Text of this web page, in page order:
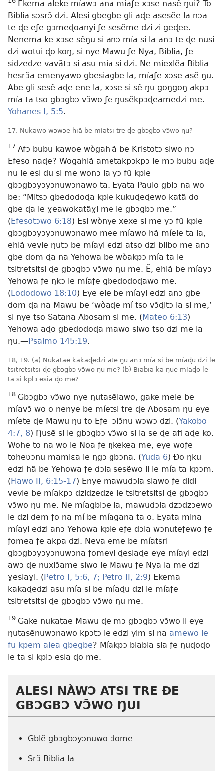
Ekema aleke míawɔ ana míaƒe xɔse nasẽ ŋui? To
Biblia sɔsrɔ̃ dzi. Alesi gbegbe gli aɖe asesẽe la nɔa
te ɖe eƒe gɔmeɖoanyi ƒe sesẽme dzi zi geɖee.
Nenema ke xɔse sẽŋu si anɔ mía si la anɔ te ɖe nusi
dzi wotui ɖo koŋ, si nye Mawu ƒe Nya, Biblia, ƒe
sidzedze vavãtɔ si asu mía si dzi. Ne míexlẽa Biblia
hesrɔ̃a emenyawo gbesiagbe la, míaƒe xɔse asẽ ŋu.
Abe gli sesẽ aɖe ene la, xɔse si sẽ ŋu goŋgoŋ akpɔ
mía ta tso gbɔgbɔ vɔ̃wo ƒe ŋusẽkpɔɖeamedzi me.—
Yohanes I, 5:5.
17. Nukawo wɔwɔe hiã be míatsi tre ɖe gbɔgbɔ vɔ̃wo ŋu?
17 Afɔ bubu kawoe wògahiã be Kristotɔ siwo nɔ
Efeso naɖe? Wogahiã ametakpɔkpɔ le mɔ bubu aɖe
nu le esi du si me wonɔ la yɔ fũ kple
gbɔgbɔyɔyɔnuwɔnawo ta. Eyata Paulo gblɔ na wo
be: “Mitsɔ gbedodoɖa kple kukuɖeɖewo katã do
gbe ɖa le ɣeawokatãɣi me le gbɔgbɔ me.”
(Efesotɔwo 6:18) Esi wònye xexe si me yɔ fũ kple
gbɔgbɔyɔyɔnuwɔnawo mee míawo hã míele ta la,
ehiã vevie ŋutɔ be míayi edzi atso dzi blibo me anɔ
gbe dom ɖa na Yehowa be wòakpɔ mía ta le
tsitretsitsi ɖe gbɔgbɔ vɔ̃wo ŋu me. Ẽ, ehiã be míayɔ
Yehowa ƒe ŋkɔ le míaƒe gbedodoɖawo me.
(Lododowo 18:10) Eye ele be míayi edzi anɔ gbe
dom ɖa na Mawu be ‘wòaɖe mí tso vɔ̃ɖitɔ la si me,’
si nye tso Satana Abosam si me. (Mateo 6:13)
Yehowa aɖo gbedodoɖa mawo siwo tso dzi me la
ŋu.—Psalmo 145:19.
18, 19. (a) Nukatae kakaɖedzi ate ŋu anɔ mía si be míaɖu dzi le
tsitretsitsi ɖe gbɔgbɔ vɔ̃wo ŋu me? (b) Biabia ka ŋue míaɖo le
ta si kplɔ esia ɖo me?
18 Gbɔgbɔ vɔ̃wo nye ŋutasẽlawo, gake mele be
míavɔ̃ wo o nenye be míetsi tre ɖe Abosam ŋu eye
míete ɖe Mawu ŋu to Eƒe lɔlɔ̃nu wɔwɔ dzi. (Yakobo
4:7, 8) Ŋusẽ si le gbɔgbɔ vɔ̃wo si la se ɖe afi aɖe ko.
Wohe to na wo le Noa ƒe ŋkekea me, eye woƒe
toheʋɔnu mamlɛa le ŋgɔ gbɔna. (Yuda 6) Ðo ŋku
edzi hã be Yehowa ƒe dɔla sesẽwo li le mía ta kpɔm.
(Fiawo II, 6:15-17) Enye mawudɔla siawo ƒe didi
vevie be míakpɔ dzidzedze le tsitretsitsi ɖe gbɔgbɔ
vɔ̃wo ŋu me. Ne míagblɔe la, mawudɔla dzɔdzɔewo
le dzi dem ƒo na mí be míagana ta o. Eyata mina
míayi edzi anɔ Yehowa kple eƒe dɔla wɔnuteƒewo ƒe
ƒomea ƒe akpa dzi. Neva eme be míatsri
gbɔgbɔyɔyɔnuwɔna ƒomevi ɖesiaɖe eye míayi edzi
awɔ ɖe nuxlɔ̃ame siwo le Mawu ƒe Nya la me dzi
ɣesiaɣi. (Petro I, 5:6, 7; Petro II, 2:9) Ekema
kakaɖedzi asu mía si be míaɖu dzi le míaƒe
tsitretsitsi ɖe gbɔgbɔ vɔ̃wo ŋu me.
19 Gake nukatae Mawu ɖe mɔ gbɔgbɔ vɔ̃wo li eye
ŋutasẽnuwɔnawo kpɔtɔ le edzi yim si na amewo le
fu kpem alea gbegbe? Míakpɔ biabia sia ƒe ŋuɖoɖo
le ta si kplɔ esia ɖo me.
ALESI NÀWƆ ATSI TRE ÐE
GBƆGBƆ VƆ̃WO ŊUI
Gblẽ gbɔgbɔyɔnuwo dome
Srɔ̃ Biblia la